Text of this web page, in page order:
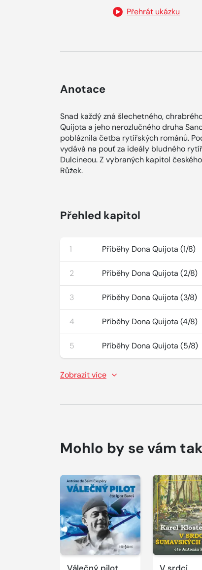
Přehrát ukázku
Anotace
Snad každý zná šlechetného,
Quijota a jeho nerozlučného druha
pobláznila četba rytířských románů.
vydává na pouť za ideály bludného
Dulcineou. Z vybraných kapitol
Růžek.
Přehled kapitol
1 Příběhy Dona Quijota (1/8)
2 Příběhy Dona Quijota (2/8)
3 Příběhy Dona Quijota (3/8)
4 Příběhy Dona Quijota (4/8)
5 Příběhy Dona Quijota (5/8)
Zobrazit více
Mohlo by se vám
Válečný pilot
Přehrát
ukázku
V srdci
Přehrát
ukázku